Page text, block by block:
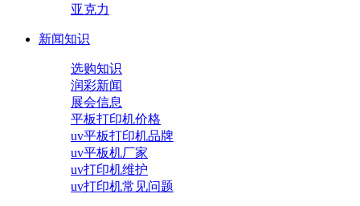
亚克力
新闻知识
选购知识
润彩新闻
展会信息
平板打印机价格
uv平板打印机品牌
uv平板机厂家
uv打印机维护
uv打印机常见问题